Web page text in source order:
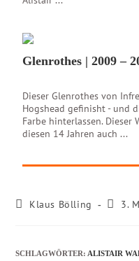
Glenrothes | 2009 –
Dieser Glenrothes von
Hogshead gefinisht - und
Farbe hinterlassen. Dieser
diesen 14 Jahren auch ...
Klaus Bölling 3.
SCHLAGWÖRTER: ALISTAIR